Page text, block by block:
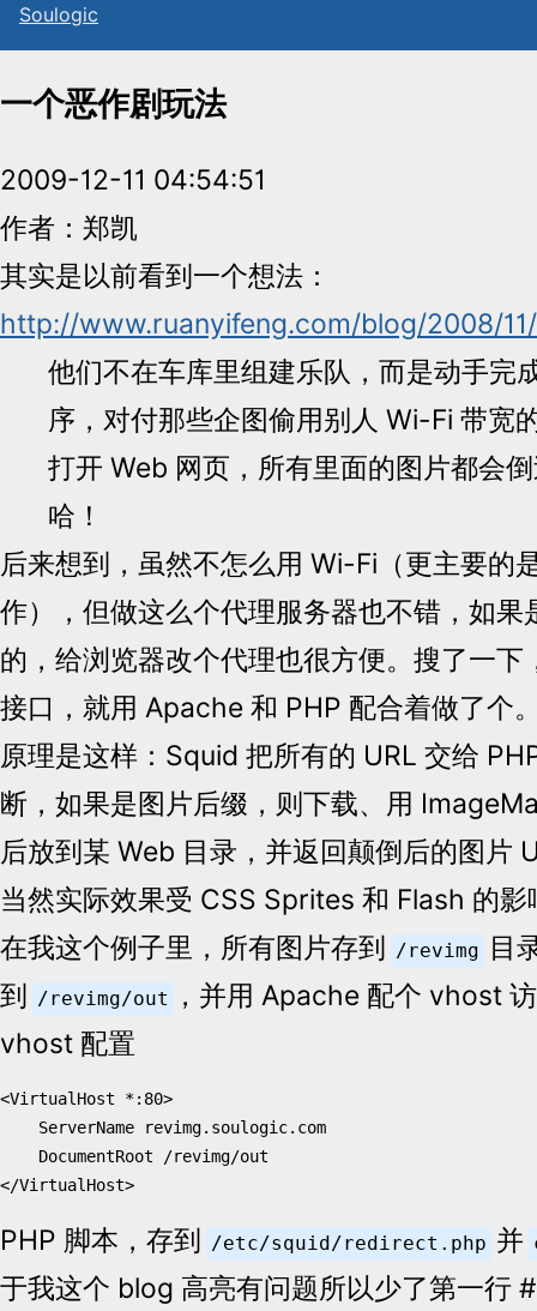
Soulogic
一个恶作剧玩法
2009-12-11 04:54:51
作者：郑凯
其实是以前看到一个想法：
http://www.ruanyifeng.com/blog/2008/
他们不在车库里组建乐队，而是动手完
序，对付那些企图偷用别人 Wi-Fi 带宽
打开 Web 网页，所有里面的图片都会
哈！
后来想到，虽然不怎么用 Wi-Fi（更主要的
作），但做这么个代理服务器也不错，如果
的，给浏览器改个代理也很方便。搜了一下
接口，就用 Apache 和 PHP 配合着做了个
原理是这样：Squid 把所有的 URL 交给
断，如果是图片后缀，则下载、用
后放到某 Web 目录，并返回颠倒后的图片
当然实际效果受 CSS Sprites 和 Flash 的
在我这个例子里，所有图片存到
/revimg
目
到
/revimg/out
，并用 Apache 配个 vhost
vhost 配置
<VirtualHost
*:80>
ServerName
revimg.soulogic.com
DocumentRoot
/revimg/out
</VirtualHost>
PHP 脚本，存到 /etc/squid/redirect.php 并
于我这个 blog 高亮有问题所以少了第一行